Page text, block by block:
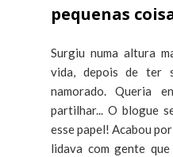
pequenas
Surgiu numa altura
vida, depois de ter
namorado. Queria
partilhar... O blogue
esse papel! Acabou
lidava com gente